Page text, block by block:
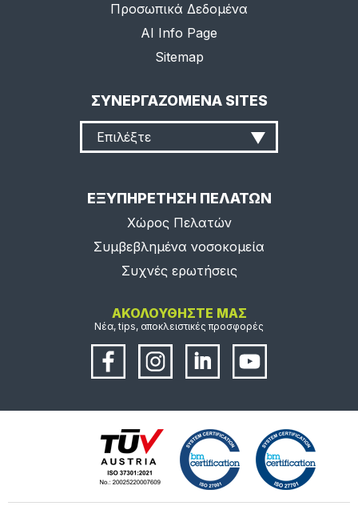
Προσωπικά Δεδομένα
AI Info Page
Sitemap
ΣΥΝΕΡΓΑΖΟΜΕΝΑ SITES
Επιλέξτε
ΕΞΥΠΗΡΕΤΗΣΗ ΠΕΛΑΤΩΝ
Χώρος Πελατών
Συμβεβλημένα νοσοκομεία
Συχνές ερωτήσεις
ΑΚΟΛΟΥΘΗΣΤΕ ΜΑΣ
Νέα, tips, αποκλειστικές προσφορές